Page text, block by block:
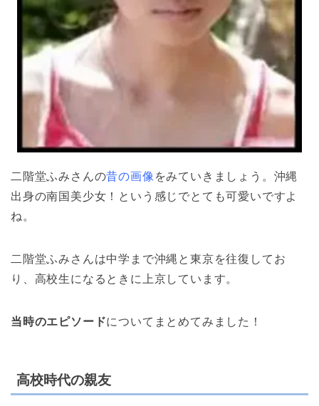
二階堂ふみさんの昔の画像 をみていきましょう。沖縄
出身の南国美少女！という感じでとても可愛いですよ
ね。
二階堂ふみさんは中学まで沖縄と東京を往復してお
り、高校生になるときに上京しています。
当時のエピソードについてまとめてみました！
高校時代の親友